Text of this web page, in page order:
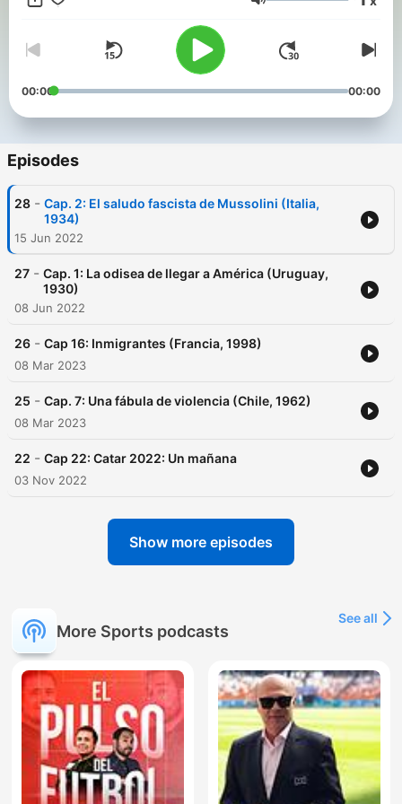
Volume
00:00 00:00
Episodes
28 - Cap. 2: El saludo fascista de Mussolini (Italia,
1934)
15 Jun 2022
27 - Cap. 1: La odisea de llegar a América (Uruguay,
1930)
08 Jun 2022
26 - Cap 16: Inmigrantes (Francia, 1998)
08 Mar 2023
25 - Cap. 7: Una fábula de violencia (Chile, 1962)
08 Mar 2023
22 - Cap 22: Catar 2022: Un mañana
03 Nov 2022
Show more episodes
More Sports podcasts
See all